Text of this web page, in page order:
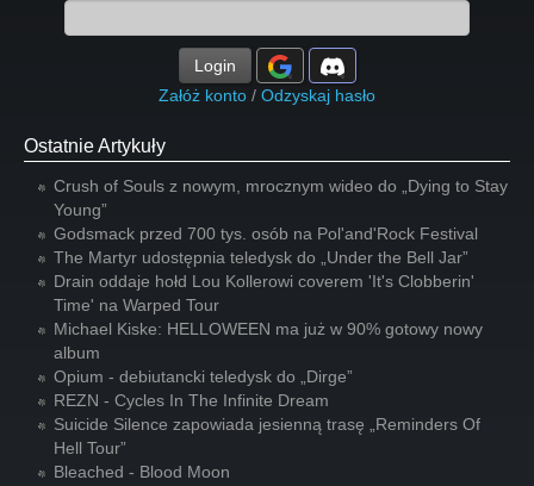
Login
Załóż konto / Odzyskaj hasło
Ostatnie Artykuły
Crush of Souls z nowym, mrocznym wideo do „Dying to Stay
Young”
Godsmack przed 700 tys. osób na Pol'and'Rock Festival
The Martyr udostępnia teledysk do „Under the Bell Jar”
Drain oddaje hołd Lou Kollerowi coverem 'It's Clobberin'
Time' na Warped Tour
Michael Kiske: HELLOWEEN ma już w 90% gotowy nowy
album
Opium - debiutancki teledysk do „Dirge”
REZN - Cycles In The Infinite Dream
Suicide Silence zapowiada jesienną trasę „Reminders Of
Hell Tour”
Bleached - Blood Moon